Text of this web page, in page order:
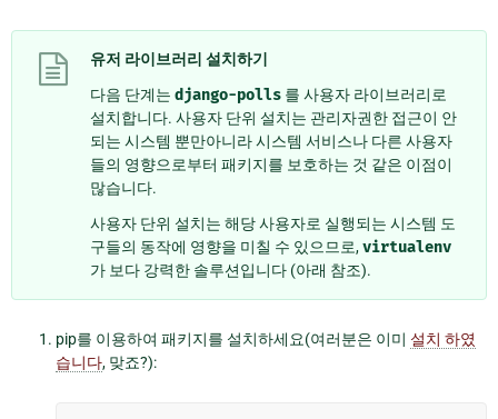
유저 라이브러리 설치하기
다음 단계는 django-polls 를 사용자 라이브러리로
설치합니다. 사용자 단위 설치는 관리자권한 접근이 안
되는 시스템 뿐만아니라 시스템 서비스나 다른 사용자
들의 영향으로부터 패키지를 보호하는 것 같은 이점이
많습니다.
사용자 단위 설치는 해당 사용자로 실행되는 시스템 도
구들의 동작에 영향을 미칠 수 있으므로,virtualenv
가 보다 강력한 솔루션입니다 (아래 참조).
pip를 이용하여 패키지를 설치하세요(여러분은 이미 설치 하였
습니다, 맞죠?):